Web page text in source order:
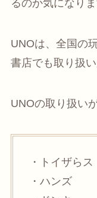
るのか気になりま
UNOは、全国の
書店でも取り扱い
UNOの取り扱い
・トイザらス
・ハンズ